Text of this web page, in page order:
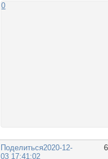
0
Поделиться2020-12-
03 17:41:02